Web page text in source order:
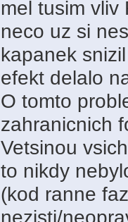
mel tusim
neco uz si
kapanek
efekt delalo
O tomto
zahranicnich
Vetsinou
to nikdy
(kod ranne
nezisti/